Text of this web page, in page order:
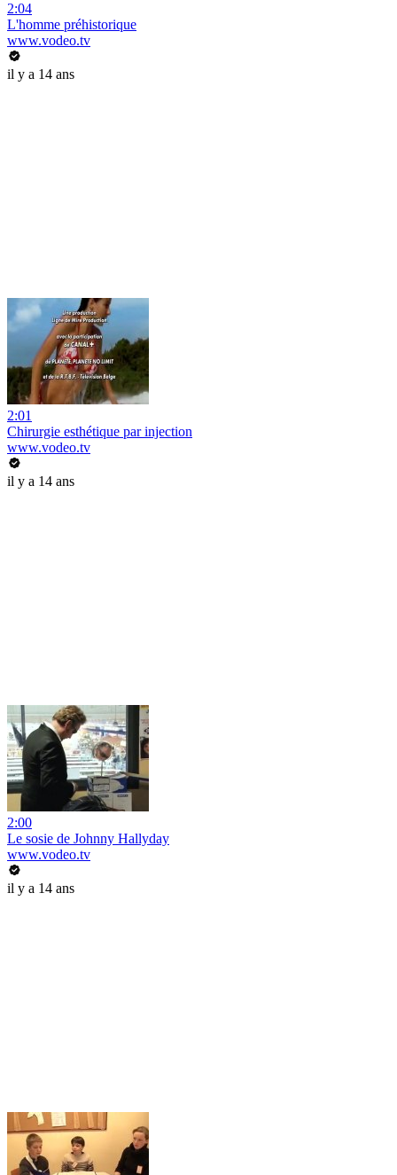
2:04
L'homme préhistorique
www.vodeo.tv
il y a 14 ans
2:01
Chirurgie esthétique par injection
www.vodeo.tv
il y a 14 ans
2:00
Le sosie de Johnny Hallyday
www.vodeo.tv
il y a 14 ans